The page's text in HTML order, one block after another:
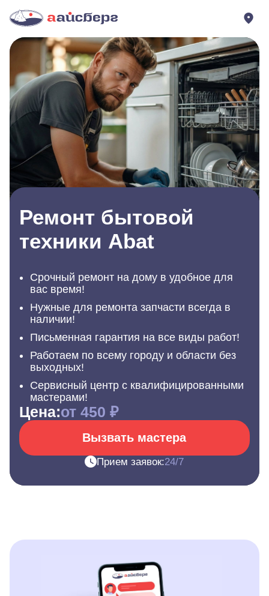
Ремонт бытовой
техники Abat
Срочный ремонт на дому в удобное для
вас время!
Нужные для ремонта запчасти всегда в
наличии!
Письменная гарантия на все виды работ!
Работаем по всему городу и области без
выходных!
Сервисный центр с квалифицированными
мастерами!
Цена:от 450 ₽
Вызвать мастера
Прием заявок:24/7